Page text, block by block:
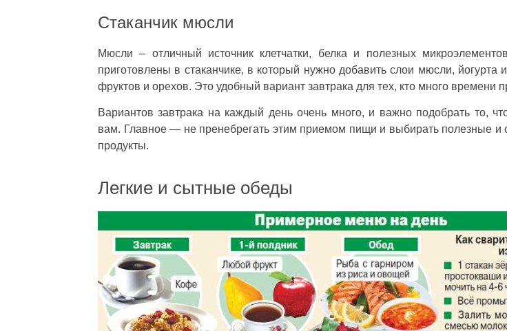
Стаканчик мюсли
Мюсли – отличный источник клетчатки, белка и полезных
приготовлены в стаканчике, в который нужно добавить слои мюсли, йогурта
фруктов и орехов. Это удобный вариант завтрака для тех, кто много времени
Вариантов завтрака на каждый день очень много, и важно подобрать то,
вам. Главное — не пренебрегать этим приемом пищи и выбирать полезные и
продукты.
Легкие и сытные обеды